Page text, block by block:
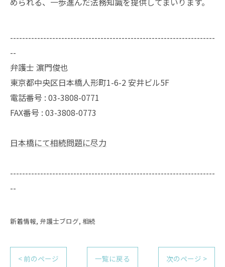
--------------------------------------------------------------------
--
弁護士 濵門俊也
東京都中央区日本橋人形町1-6-2 安井ビル5F
電話番号 : 03-3808-0771
FAX番号 : 03-3808-0773
日本橋にて相続問題に尽力
--------------------------------------------------------------------
--
新着情報 弁護士ブログ 相続
< 前のページ 一覧に戻る 次のページ >